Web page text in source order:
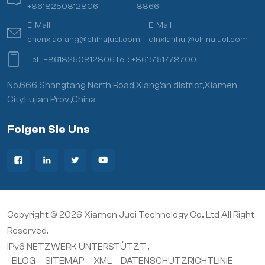
+8618250812806
8866
E-Mail :
chenxiaofang@chinajuci.com
E-Mail :
qinxianhui@chinajuci.com
Tel :+8618250812806Tel :+8615151778700
No.666 Shangtang North Road,Xiang’an district,Xiamen
City,Fujian Prov.,China
Folgen Sie Uns
Copyright © 2026 Xiamen Juci Technology Co., Ltd All Right
Reserved.
IPv6 NETZWERK UNTERSTÜTZT .
BLOG
SITEMAP XML DATENSCHUTZRICHTLINIE